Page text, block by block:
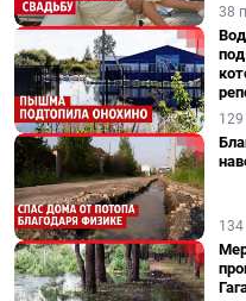
38